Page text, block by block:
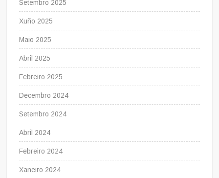
Setembro 2025
Xuño 2025
Maio 2025
Abril 2025
Febreiro 2025
Decembro 2024
Setembro 2024
Abril 2024
Febreiro 2024
Xaneiro 2024